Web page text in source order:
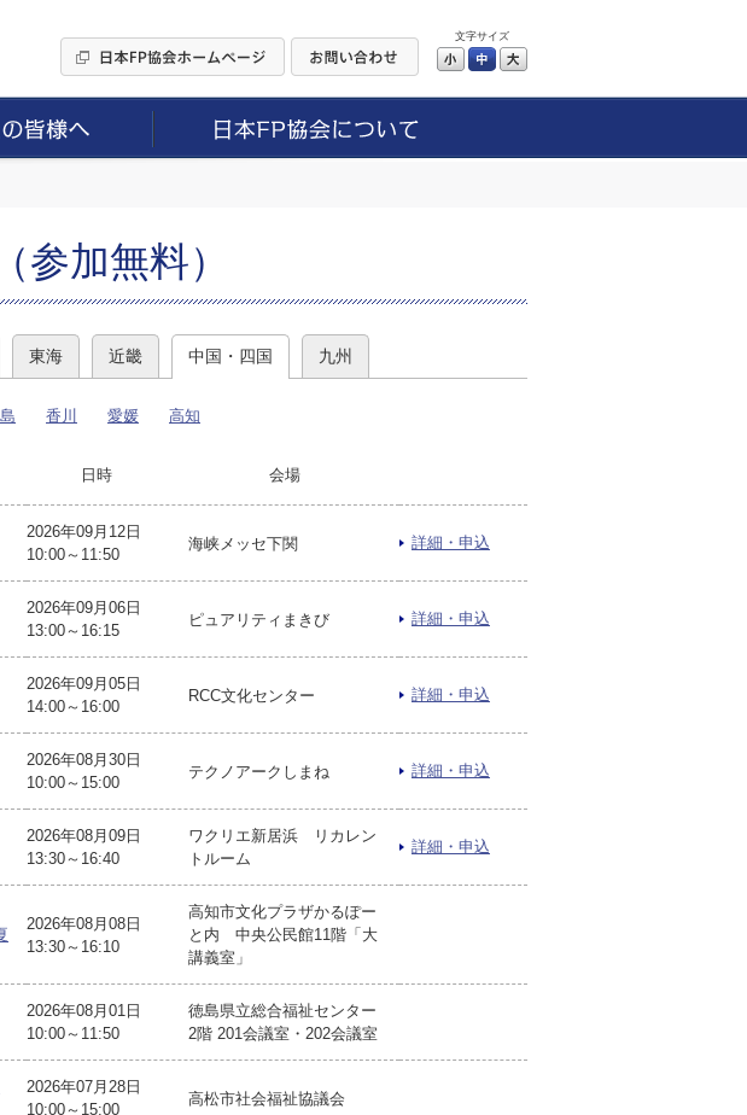
文字サイズ
小 中
参加無料）
東海 近畿 中国・四国 九州
香川 愛媛 高知
日時 会場
2026年09月12日
10:00～11:50
海峡メッセ下関 詳細・申込
2026年09月06日
13:00～16:15
ピュアリティまきび 詳細・申込
2026年09月05日
14:00～16:00
RCC文化センター 詳細・申込
2026年08月30日
10:00～15:00
テクノアークしまね 詳細・申込
2026年08月09日
13:30～16:40
ワクリエ新居浜 リカレン
トルーム
詳細・申込
2026年08月08日
13:30～16:10
高知市文化プラザかるぽー
と内 中央公民館11階「大
講義室」
2026年08月01日
10:00～11:50
徳島県立総合福祉センター
2階 201会議室・202会議室
2026年07月28日
10:00～15:00
高松市社会福祉協議会